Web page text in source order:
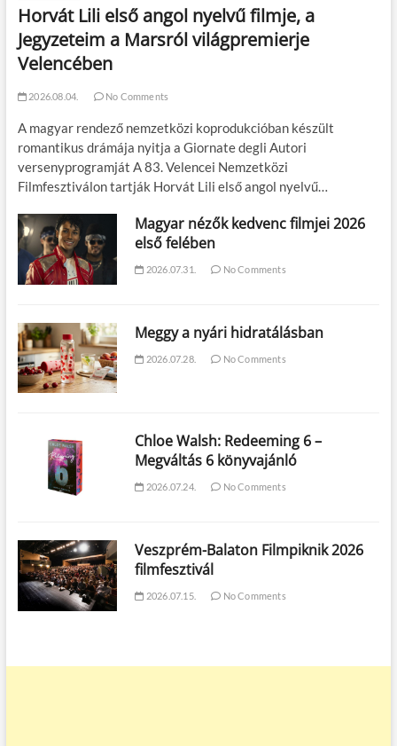
Horvát Lili első angol nyelvű filmje, a
Jegyzeteim a Marsról világpremierje
Velencében
2026.08.04. No Comments
A magyar rendező nemzetközi koprodukcióban készült
romantikus drámája nyitja a Giornate degli Autori
versenyprogramját A 83. Velencei Nemzetközi
Filmfesztiválon tartják Horvát Lili első angol nyelvű…
Magyar nézők kedvenc filmjei 2026
első felében
2026.07.31. No Comments
Meggy a nyári hidratálásban
2026.07.28. No Comments
Chloe Walsh: Redeeming 6 –
Megváltás 6 könyvajánló
2026.07.24. No Comments
Veszprém-Balaton Filmpiknik 2026
filmfesztivál
2026.07.15. No Comments